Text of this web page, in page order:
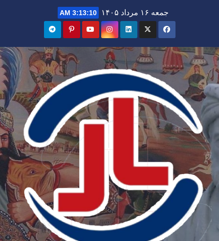
جمعه ۱۶ مرداد ۱۴۰۵ 3:13:11 AM